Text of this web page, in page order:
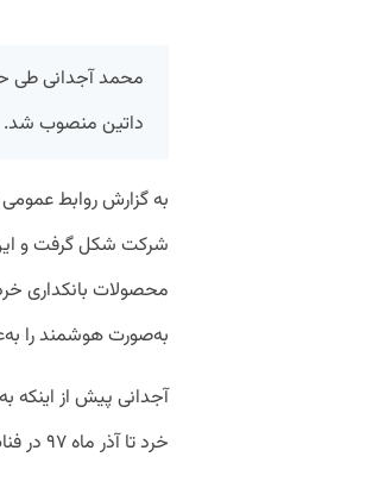
محمد آجدانی طی
داتین منصوب شد.
به گزارش روابط
محصولات بانکداری
به‌صورت هوشمند را
آجدانی پیش از اینکه
خرد تا آذر ماه ۹۷ در فناپ پرداخت در حوزه کیف‌پول آفلاین فعالیت می‌کرد.